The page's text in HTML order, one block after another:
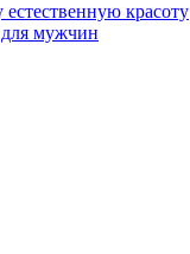
красоту
мужчин